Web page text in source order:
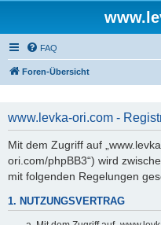
FAQ
Foren-Übersicht
www.levka-ori.com -
Mit dem Zugriff auf
ori.com/phpBB3“) wird
mit folgenden Regelungen
1. NUTZUNGSVERTRAG